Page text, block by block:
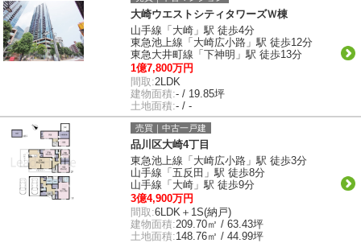
大崎ウエストシティタワーズＷ棟
山手線「大崎」駅 徒歩4分
東急池上線「大崎広小路」駅 徒歩12分
東急大井町線「下神明」駅 徒歩13分
1億7,800万円
間取:2LDK
建物面積:- / 19.85坪
土地面積:- / -
売買｜中古一戸建
品川区大崎4丁目
東急池上線「大崎広小路」駅 徒歩3分
山手線「五反田」駅 徒歩8分
山手線「大崎」駅 徒歩9分
3億4,900万円
間取:6LDK＋1S(納戸)
建物面積:209.70㎡ / 63.43坪
土地面積:148.76㎡ / 44.99坪